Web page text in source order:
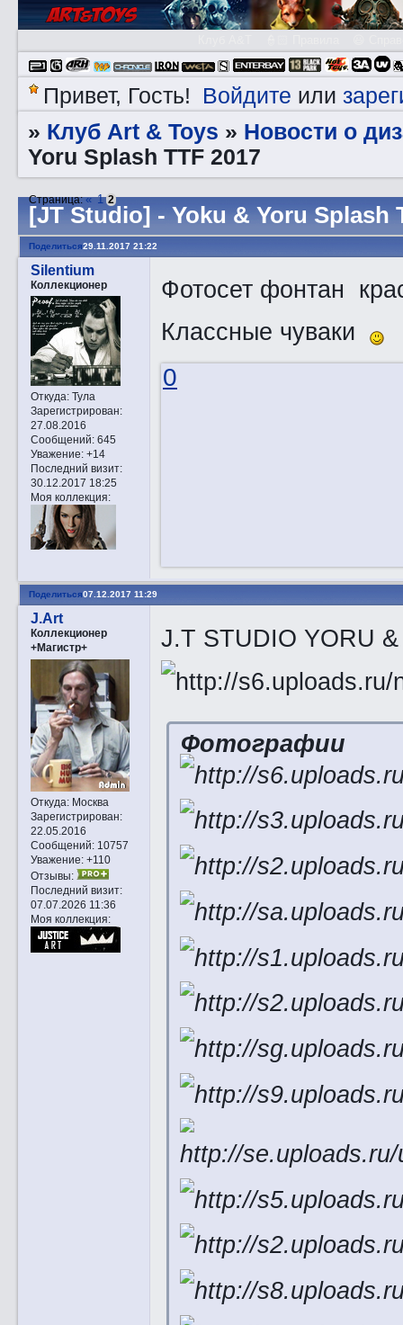
Привет, Гость! Войдите или
» Клуб Art & Toys » Новости о
Yoru Splash TTF 2017
[JT Studio] - Yoku & Yoru Splash
Страница:« 1 2
Поделиться29.11.2017 21:22
Silentium
Коллекционер
Откуда:Тула
Зарегистрирован:
27.08.2016
Сообщений:645
Уважение: +14
Последний визит:
30.12.2017 18:25
Моя коллекция:
Фотосет фонтан
Классные чуваки
0
Поделиться07.12.2017 11:29
J.Art
Коллекционер
+Магистр+
Откуда:Москва
Зарегистрирован:
22.05.2016
Сообщений:10757
Уважение: +110
Отзывы:
Последний визит:
07.07.2026 11:36
Моя коллекция:
J.T STUDIO YORU
Фотографии